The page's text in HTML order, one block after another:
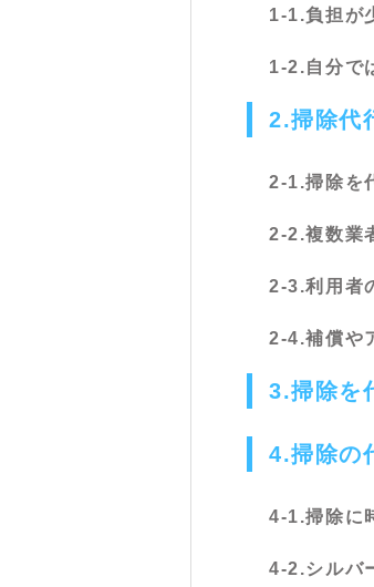
1-1.負担が
1-2.自分で
2.掃除代
2-1.掃除を
2-2.複数業
2-3.利用者
2-4.補償や
3.掃除を
4.掃除の
4-1.掃除に
4-2.シルバ